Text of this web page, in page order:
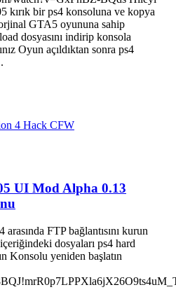
kırık bir ps4 konsoluna ve kopya
GTA5 oyununa sahip
dosyasını indirip konsola
Oyun açıldıktan sonra ps4
4 Hack CFW
UI Mod Alpha 0.13
FTP bağlantısını kurun
dosyaları ps4 hard
Konsolu yeniden başlatın